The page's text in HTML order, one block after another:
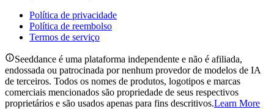
Política de privacidade
Política de reembolso
Termos de serviço
Seeddance é uma plataforma independente e não é afiliada,
endossada ou patrocinada por nenhum provedor de modelos de IA
de terceiros. Todos os nomes de produtos, logotipos e marcas
comerciais mencionados são propriedade de seus respectivos
proprietários e são usados apenas para fins descritivos.Learn More